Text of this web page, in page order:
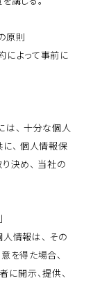
原則
によって事前に
、 十分な個人
、 個人情報保
決め、 当社の
情報は、 その
を得た場合、
に開示、提供、